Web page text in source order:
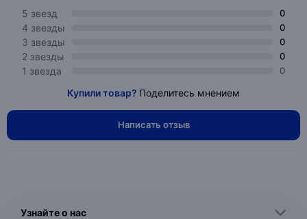
5 звезд
0
4 звезды 0
3 звезды 0
2 звезды 0
1 звезда 0
Купили товар? Поделитесь мнением
Написать отзыв
Узнайте о нас